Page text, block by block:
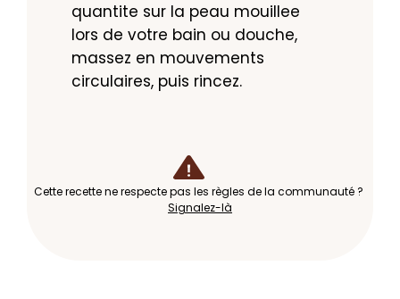
quantite sur la peau mouillee
lors de votre bain ou douche,
massez en mouvements
circulaires, puis rincez.
Cette recette ne respecte pas les règles de la communauté ?
Signalez-là